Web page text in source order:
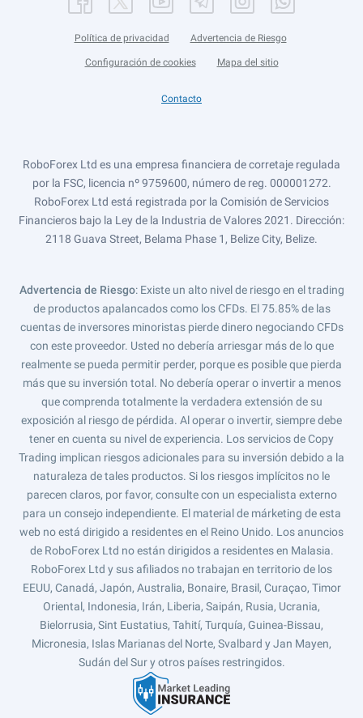
Política de privacidad Advertencia de Riesgo
Configuración de cookies Mapa del sitio
Contacto
RoboForex Ltd es una empresa financiera de corretaje regulada
por la FSC, licencia nº 9759600, número de reg. 000001272.
RoboForex Ltd está registrada por la Comisión de Servicios
Financieros bajo la Ley de la Industria de Valores 2021. Dirección:
2118 Guava Street, Belama Phase 1, Belize City, Belize.
Advertencia de Riesgo: Existe un alto nivel de riesgo en el trading
de productos apalancados como los CFDs. El 75.85% de las
cuentas de inversores minoristas pierde dinero negociando CFDs
con este proveedor. Usted no debería arriesgar más de lo que
realmente se pueda permitir perder, porque es posible que pierda
más que su inversión total. No debería operar o invertir a menos
que comprenda totalmente la verdadera extensión de su
exposición al riesgo de pérdida. Al operar o invertir, siempre debe
tener en cuenta su nivel de experiencia. Los servicios de Copy
Trading implican riesgos adicionales para su inversión debido a la
naturaleza de tales productos. Si los riesgos implícitos no le
parecen claros, por favor, consulte con un especialista externo
para un consejo independiente. El material de márketing de esta
web no está dirigido a residentes en el Reino Unido. Los anuncios
de RoboForex Ltd no están dirigidos a residentes en Malasia.
RoboForex Ltd y sus afiliados no trabajan en territorio de los
EEUU, Canadá, Japón, Australia, Bonaire, Brasil, Curaçao, Timor
Oriental, Indonesia, Irán, Liberia, Saipán, Rusia, Ucrania,
Bielorrusia, Sint Eustatius, Tahití, Turquía, Guinea-Bissau,
Micronesia, Islas Marianas del Norte, Svalbard y Jan Mayen,
Sudán del Sur y otros países restringidos.